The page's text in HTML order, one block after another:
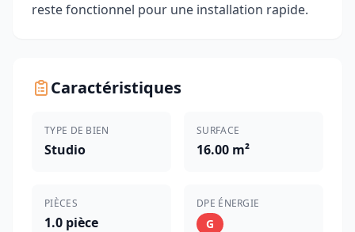
reste fonctionnel pour une installation rapide.
Caractéristiques
TYPE DE BIEN
Studio
SURFACE
16.00 m²
PIÈCES
1.0 pièce
DPE ÉNERGIE
G